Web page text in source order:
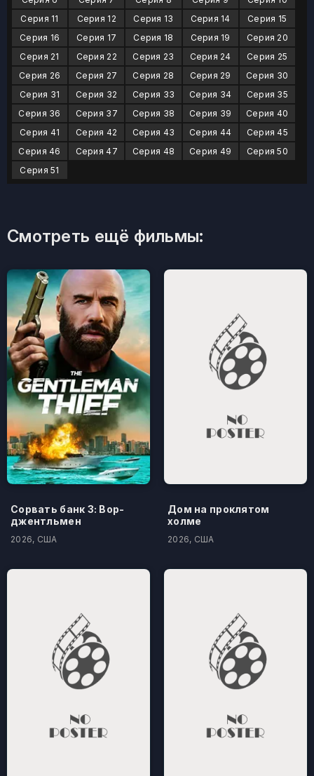
Серия 11
Серия 12 Серия 13 Серия 14
Серия 15
Серия 16
Серия 17 Серия 18 Серия 19
Серия 20
Серия 21
Серия 22 Серия 23 Серия 24
Серия 25
Серия 26
Серия 27 Серия 28 Серия 29
Серия 30
Серия 31
Серия 32 Серия 33 Серия 34
Серия 35
Серия 36
Серия 37 Серия 38 Серия 39
Серия 40
Серия 41
Серия 42 Серия 43 Серия 44
Серия 45
Серия 46
Серия 47 Серия 48 Серия 49
Серия 50
Серия 51
Смотреть ещё фильмы:
Сорвать банк 3: Вор-
джентльмен
2026, США
Дом на проклятом
холме
2026, США